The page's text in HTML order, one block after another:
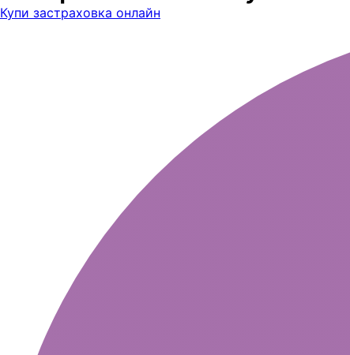
Купи застраховка онлайн